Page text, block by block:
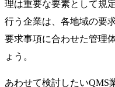
理は重要な要素として規
行う企業は、各地域の要
要求事項に合わせた管理
ょう。
あわせて検討したいQMS